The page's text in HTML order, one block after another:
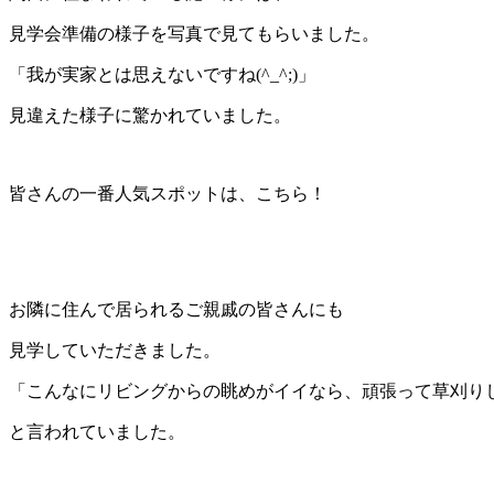
見学会準備の様子を写真で見てもらいました。
「我が実家とは思えないですね(^_^;)」
見違えた様子に驚かれていました。
皆さんの一番人気スポットは、こちら！
お隣に住んで居られるご親戚の皆さんにも
見学していただきました。
「こんなにリビングからの眺めがイイなら、頑張って草刈り
と言われていました。